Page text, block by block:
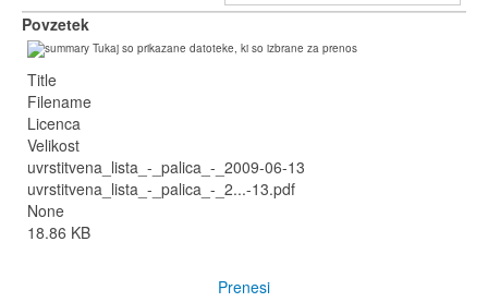
Povzetek
Tukaj so prikazane datoteke, ki so izbrane za prenos
Title
Filename
Licenca
Velikost
uvrstitvena_lista_-_palica_-_2009-06-13
uvrstitvena_lista_-_palica_-_2...-13.pdf
None
18.86 KB
Prenesi